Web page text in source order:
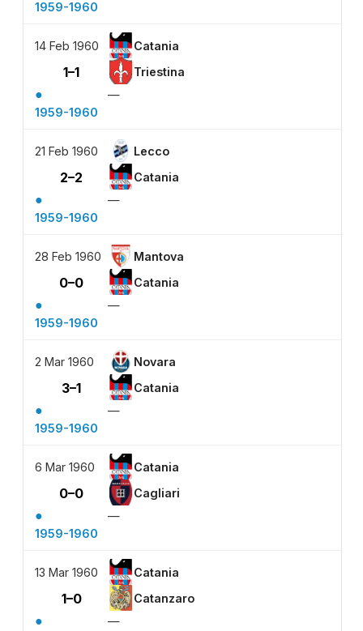
1959-1960
14 Feb 1960 Catania
1–1 Triestina
●
—
1959-1960
21 Feb 1960 Lecco
2–2 Catania
●
—
1959-1960
28 Feb 1960 Mantova
0–0 Catania
●
—
1959-1960
2 Mar 1960 Novara
3–1 Catania
●
—
1959-1960
6 Mar 1960 Catania
0–0 Cagliari
●
—
1959-1960
13 Mar 1960 Catania
1–0 Catanzaro
●
—